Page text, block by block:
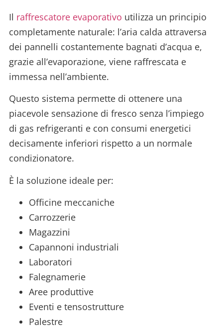
Il raffrescatore evaporativo utilizza un principio
completamente naturale: l’aria calda attraversa
dei pannelli costantemente bagnati d’acqua e,
grazie all’evaporazione, viene raffrescata e
immessa nell’ambiente.
Questo sistema permette di ottenere una
piacevole sensazione di fresco senza l’impiego
di gas refrigeranti e con consumi energetici
decisamente inferiori rispetto a un normale
condizionatore.
È la soluzione ideale per:
Officine meccaniche
Carrozzerie
Magazzini
Capannoni industriali
Laboratori
Falegnamerie
Aree produttive
Eventi e tensostrutture
Palestre